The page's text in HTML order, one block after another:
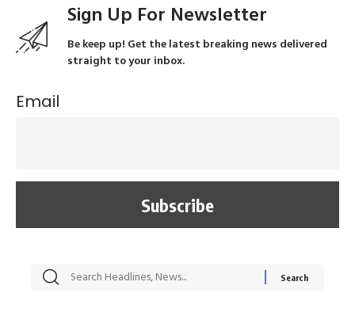
Sign Up For Newsletter
Be keep up! Get the latest breaking news delivered
straight to your inbox.
Email
सट्टेबाजी में अरेस्ट हुए
रोज एक कच्चे लहसुन